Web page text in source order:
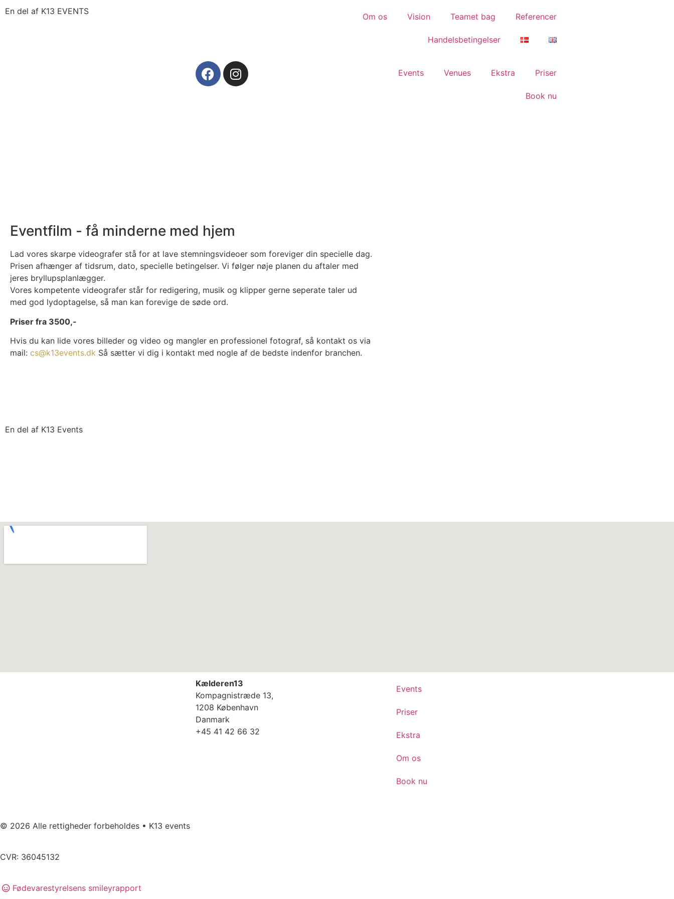
En del af K13 EVENTS
Om os Vision Teamet bag Referencer
Handelsbetingelser
Events Venues Ekstra Priser
Book nu
Eventfilm - få minderne med hjem
Lad vores skarpe videografer stå for at lave stemningsvideoer som foreviger din specielle dag.
Prisen afhænger af tidsrum, dato, specielle betingelser. Vi følger nøje planen du aftaler med
jeres bryllupsplanlægger.
Vores kompetente videografer står for redigering, musik og klipper gerne seperate taler ud
med god lydoptagelse, så man kan forevige de søde ord.
Priser fra 3500,-
Hvis du kan lide vores billeder og video og mangler en professionel fotograf, så kontakt os via
mail: cs@k13events.dk Så sætter vi dig i kontakt med nogle af de bedste indenfor branchen.
En del af K13 Events
Kælderen13
Kompagnistræde 13,
1208 København
Danmark
+45 41 42 66 32
Events
Priser
Ekstra
Om os
Book nu
© 2026 Alle rettigheder forbeholdes • K13 events
CVR: 36045132
Fødevarestyrelsens smileyrapport